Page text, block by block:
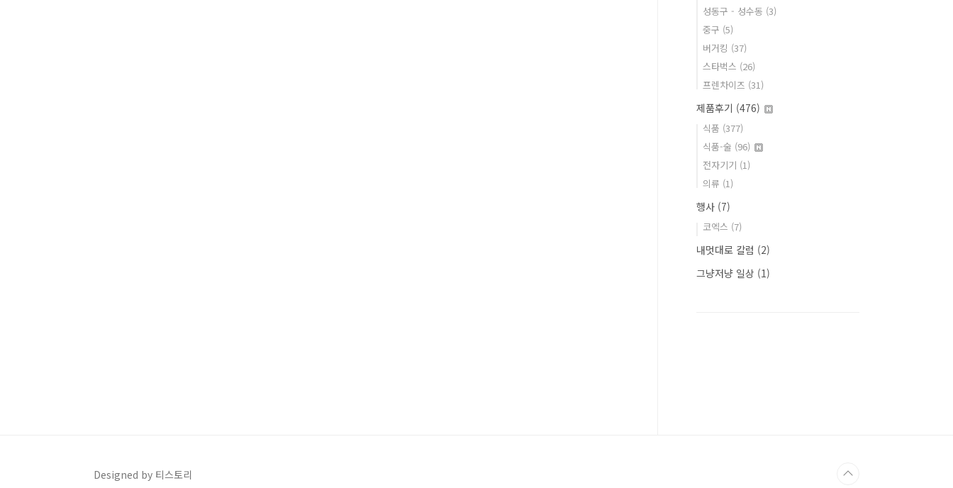
성동구 - 성수동 (3)
중구 (5)
버거킹 (37)
스타벅스 (26)
프렌차이즈 (31)
제품후기 (476)
식품 (377)
식품-술 (96)
전자기기 (1)
의류 (1)
행사 (7)
코엑스 (7)
내멋대로 칼럼 (2)
그냥저냥 일상 (1)
Designed by 티스토리